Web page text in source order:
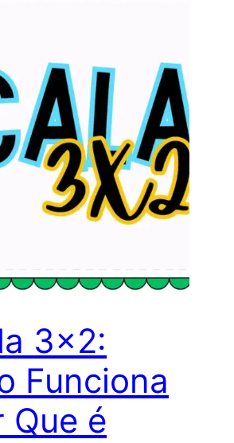
3×2:
Funciona
Que é